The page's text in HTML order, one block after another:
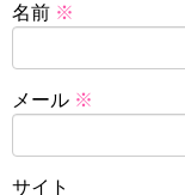
名前 ※
メール ※
サイト